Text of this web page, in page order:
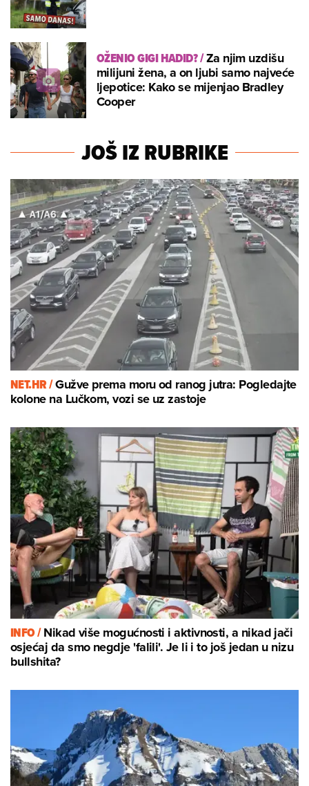
OŽENIO GIGI HADID?/Za njim uzdišu
milijuni žena, a on ljubi samo najveće
ljepotice: Kako se mijenjao Bradley
Cooper
JOŠ IZ RUBRIKE
NET.HR /Gužve prema moru od ranog jutra: Pogledajte
kolone na Lučkom, vozi se uz zastoje
INFO /Nikad više mogućnosti i aktivnosti, a nikad jači
osjećaj da smo negdje 'falili'. Je li i to još jedan u nizu
bullshita?